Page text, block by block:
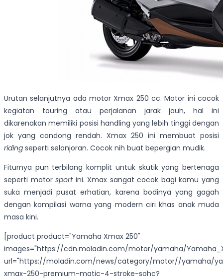
Urutan selanjutnya ada motor Xmax 250 cc. Motor ini cocok
kegiatan touring atau perjalanan jarak jauh, hal ini
dikarenakan memiliki posisi handling yang lebih tinggi dengan
jok yang condong rendah. Xmax 250 ini membuat posisi
riding seperti selonjoran. Cocok nih buat bepergian mudik.
Fiturnya pun terbilang komplit untuk skutik yang bertenaga
seperti motorsportini. Xmax sangat cocok bagi kamu yang
suka menjadi pusat erhatian, karena bodinya yang gagah
dengan kompilasi warna yang modern ciri khas anak muda
masa kini.
[product product="Yamaha Xmax 250"
images="https://cdn.moladin.com/motor/yamaha/
url="https://moladin.com/news/category/motor//yamaha/
xmax-250-premium-matic-4-stroke-sohc?